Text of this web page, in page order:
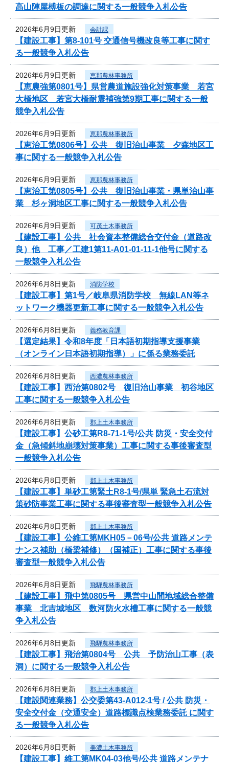
高山陣屋榑板の調達に関する一般競争入札公告
2026年6月9日更新 会計課
【建設工事】第8-101号 交通信号機改良等工事に関す
る一般競争入札公告
2026年6月9日更新 恵那農林事務所
【恵農強第0801号】県営農道施設強化対策事業 若宮
大橋地区 若宮大橋耐震補強第9期工事に関する一般
競争入札公告
2026年6月9日更新 恵那農林事務所
【恵治工第0806号】公共 復旧治山事業 夕森地区工
事に関する一般競争入札公告
2026年6月9日更新 恵那農林事務所
【恵治工第0805号】公共 復旧治山事業・県単治山事
業 杉ヶ洞地区工事に関する一般競争入札公告
2026年6月9日更新 可茂土木事務所
【建設工事】公共 社会資本整備総合交付金（道路改
良）他 工事／工建1第11-A01-01-11-1他号に関する
一般競争入札公告
2026年6月8日更新 消防学校
【建設工事】第1号／岐阜県消防学校 無線LAN等ネ
ットワーク機器更新工事に関する一般競争入札公告
2026年6月8日更新 義務教育課
【選定結果】令和8年度「日本語初期指導支援事業
（オンライン日本語初期指導）」に係る業務委託
2026年6月8日更新 西濃農林事務所
【建設工事】西治第0802号 復旧治山事業 初谷地区
工事に関する一般競争入札公告
2026年6月8日更新 郡上土木事務所
【建設工事】公砂工第R8-71-1号/公共 防災・安全交付
金（急傾斜地崩壊対策事業）工事に関する事後審査型
一般競争入札公告
2026年6月8日更新 郡上土木事務所
【建設工事】単砂工第緊土R8-1号/県単 緊急土石流対
策砂防事業工事に関する事後審査型一般競争入札公告
2026年6月8日更新 郡上土木事務所
【建設工事】公維工第MKH05－06号/公共 道路メンテ
ナンス補助（橋梁補修）（国補正）工事に関する事後
審査型一般競争入札公告
2026年6月8日更新 飛騨農林事務所
【建設工事】飛中第0805号 県営中山間地域総合整備
事業 北吉城地区 数河防火水槽工事に関する一般競
争入札公告
2026年6月8日更新 飛騨農林事務所
【建設工事】飛治第0804号 公共 予防治山工事（表
洞）に関する一般競争入札公告
2026年6月8日更新 郡上土木事務所
【建設関連業務】公交委第43-A012-1号 / 公共 防災・
安全交付金（交通安全）道路標識点検業務委託 に関す
る一般競争入札公告
2026年6月8日更新 美濃土木事務所
【建設工事】維工第MK04-03他号/公共 道路メンテナ